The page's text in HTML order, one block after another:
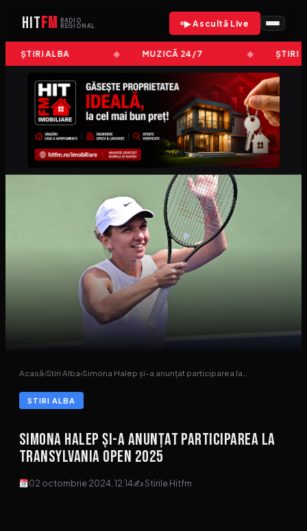
HITFM
RADIO
REGIONAL
▶ Ascultă Live
ȘTIRI ALBA MUZICĂ 24/7 ȘTIRI
Acasă›Stiri Alba›Simona Halep și-a anunțat participarea la…
STIRI ALBA
Simona Halep și-a anunțat participarea la
Transylvania Open 2025
02 octombrie 2024, 12:14✍ Stirile Hitfm